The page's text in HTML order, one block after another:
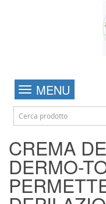
MENU
CREMA
DERMO-